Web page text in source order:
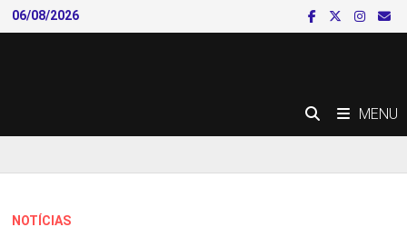
Skip
to
06/08/2026
MENU
NOTÍCIAS